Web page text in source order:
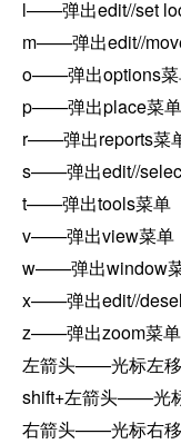
l——弹出edit//set
m——弹出edit//
o——弹出options
p——弹出place菜单
r——弹出reports菜
s——弹出edit//
t——弹出tools菜单
v——弹出view菜单
w——弹出window
x——弹出edit//
z——弹出zoom菜单
左箭头——光标左
shift+左箭头——光
右箭头——光标右